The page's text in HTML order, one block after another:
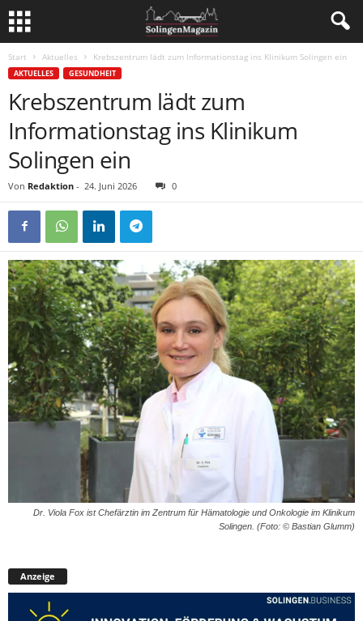
Start Aktuelles Krebszentrum lädt zum Informationstag ins Klinikum Solingen ein
AKTUELLES GESUNDHEIT
Krebszentrum lädt zum
Informationstag ins Klinikum
Solingen ein
Von Redaktion - 24. Juni 2026 0
Dr. Viola Fox ist Chefärztin im Zentrum für Hämatologie und Onkologie im Klinikum
Solingen. (Foto: © Bastian Glumm)
Anzeige